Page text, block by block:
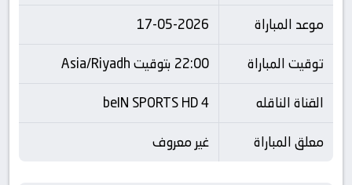
موعد المباراة
17-05-2026
توقيت المباراة
22:00 بتوقيت Asia/Riyadh
القناة الناقله
beIN SPORTS HD 4
معلق المباراة
غير معروف